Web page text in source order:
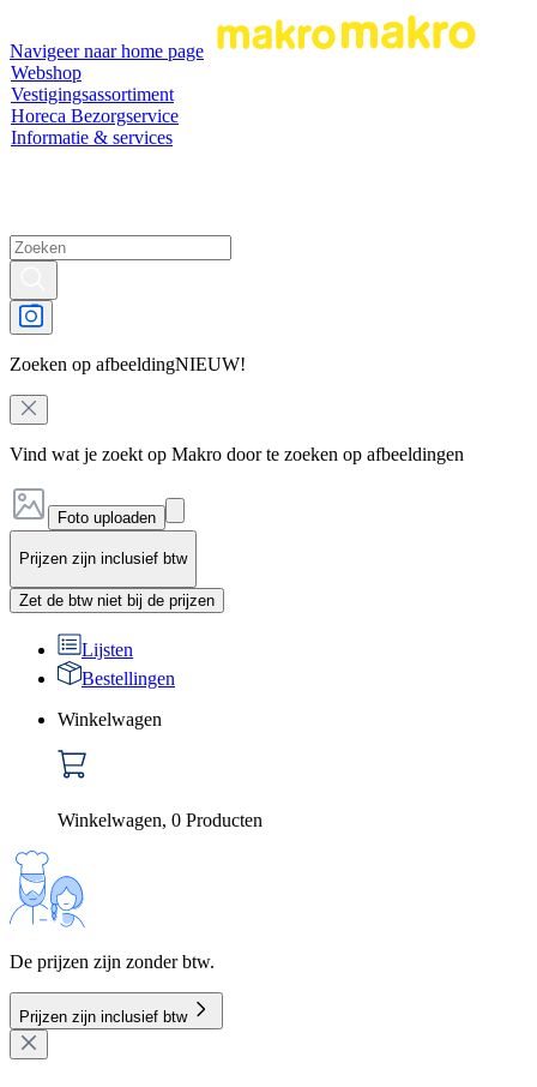
Navigeer naar home page
Webshop
Vestigingsassortiment
Horeca Bezorgservice
Informatie & services
Zoeken op afbeeldingNIEUW!
Vind wat je zoekt op Makro door te zoeken op afbeeldingen
Foto uploaden
Prijzen zijn inclusief btw
Zet de btw niet bij de prijzen
Lijsten
Bestellingen
Winkelwagen
Winkelwagen, 0 Producten
De prijzen zijn zonder btw.
Prijzen zijn inclusief btw